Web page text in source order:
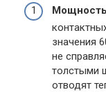
Мощность
значения
не
толстыми
отводят